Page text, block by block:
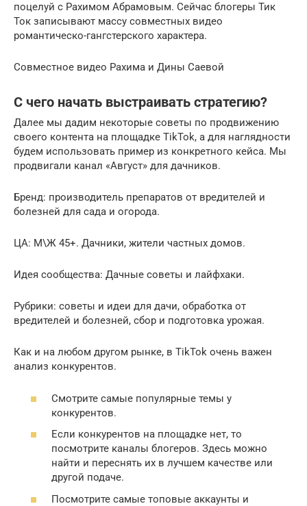
поцелуй с Рахимом Абрамовым. Сейчас блогеры Тик
Ток записывают массу совместных видео
романтическо-гангстерского характера.
Совместное видео Рахима и Дины Саевой
С чего начать выстраивать стратегию?
Далее мы дадим некоторые советы по продвижению
своего контента на площадке TikTok, а для наглядности
будем использовать пример из конкретного кейса. Мы
продвигали канал «Август» для дачников.
Бренд: производитель препаратов от вредителей и
болезней для сада и огорода.
ЦА: М\Ж 45+. Дачники, жители частных домов.
Идея сообщества: Дачные советы и лайфхаки.
Рубрики: советы и идеи для дачи, обработка от
вредителей и болезней, сбор и подготовка урожая.
Как и на любом другом рынке, в TikTok очень важен
анализ конкурентов.
Смотрите самые популярные темы у
конкурентов.
Если конкурентов на площадке нет, то
посмотрите каналы блогеров. Здесь можно
найти и переснять их в лучшем качестве или
другой подаче.
Посмотрите самые топовые аккаунты и